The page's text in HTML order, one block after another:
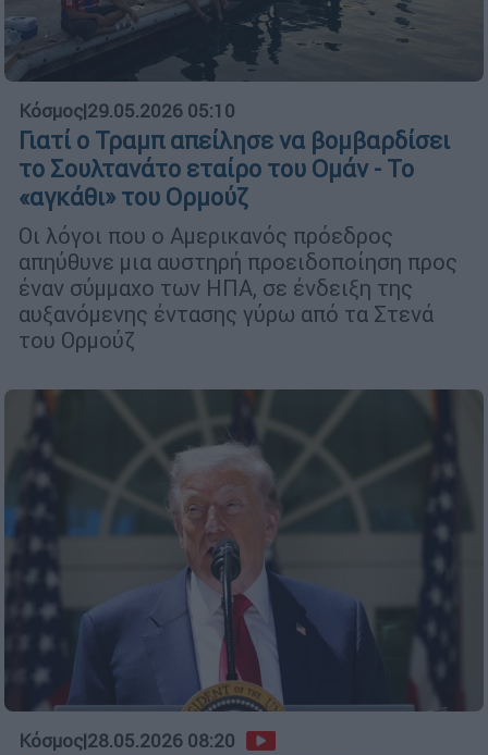
Κόσμος|29.05.2026 05:10
Γιατί ο Τραμπ απείλησε να βομβαρδίσει
το Σουλτανάτο εταίρο του Ομάν - Το
«αγκάθι» του Ορμούζ
Οι λόγοι που ο Αμερικανός πρόεδρος
απηύθυνε μια αυστηρή προειδοποίηση προς
έναν σύμμαχο των ΗΠΑ, σε ένδειξη της
αυξανόμενης έντασης γύρω από τα Στενά
του Ορμούζ
Κόσμος|28.05.2026 08:20